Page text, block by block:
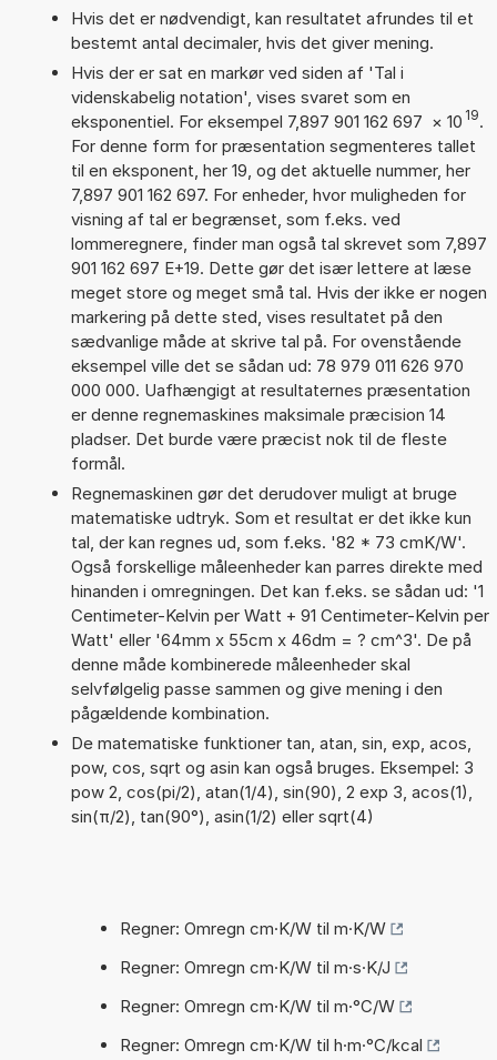
Hvis det er nødvendigt, kan resultatet afrundes til et
bestemt antal decimaler, hvis det giver mening.
Hvis der er sat en markør ved siden af 'Tal i
videnskabelig notation', vises svaret som en
eksponentiel. For eksempel 7,897 901 162 697 × 10 19.
For denne form for præsentation segmenteres tallet
til en eksponent, her 19, og det aktuelle nummer, her
7,897 901 162 697. For enheder, hvor muligheden for
visning af tal er begrænset, som f.eks. ved
lommeregnere, finder man også tal skrevet som 7,897
901 162 697 E+19. Dette gør det især lettere at læse
meget store og meget små tal. Hvis der ikke er nogen
markering på dette sted, vises resultatet på den
sædvanlige måde at skrive tal på. For ovenstående
eksempel ville det se sådan ud: 78 979 011 626 970
000 000. Uafhængigt at resultaternes præsentation
er denne regnemaskines maksimale præcision 14
pladser. Det burde være præcist nok til de fleste
formål.
Regnemaskinen gør det derudover muligt at bruge
matematiske udtryk. Som et resultat er det ikke kun
tal, der kan regnes ud, som f.eks. '82 * 73 cmK/W'.
Også forskellige måleenheder kan parres direkte med
hinanden i omregningen. Det kan f.eks. se sådan ud: '1
Centimeter-Kelvin per Watt + 91 Centimeter-Kelvin per
Watt' eller '64mm x 55cm x 46dm = ? cm^3'. De på
denne måde kombinerede måleenheder skal
selvfølgelig passe sammen og give mening i den
pågældende kombination.
De matematiske funktioner tan, atan, sin, exp, acos,
pow, cos, sqrt og asin kan også bruges. Eksempel: 3
pow 2, cos(pi/2), atan(1/4), sin(90), 2 exp 3, acos(1),
sin(π/2), tan(90°), asin(1/2) eller sqrt(4)
Regner: Omregn cm·K/W til m·K/W
Regner: Omregn cm·K/W til m·s·K/J
Regner: Omregn cm·K/W til m·°C/W
Regner: Omregn cm·K/W til h·m·°C/kcal